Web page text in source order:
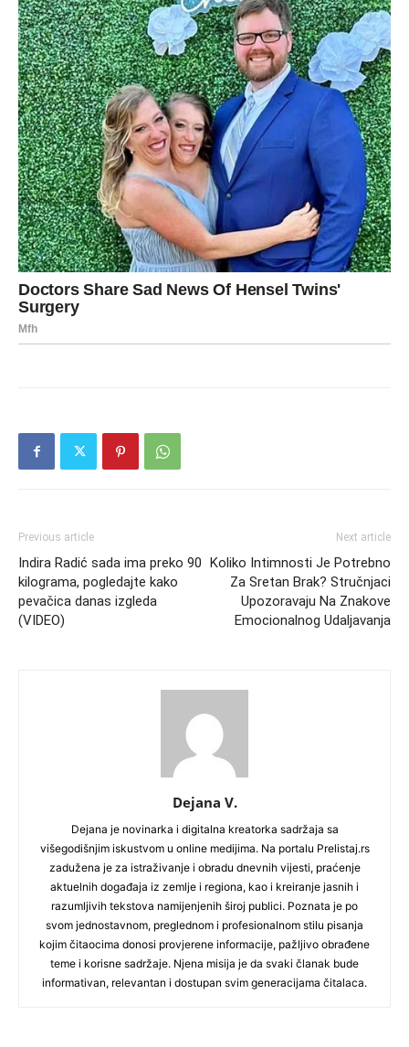
Previous article
Indira Radić sada ima preko 90
kilograma, pogledajte kako
pevačica danas izgleda
(VIDEO)
Next article
Koliko Intimnosti Je Potrebno
Za Sretan Brak? Stručnjaci
Upozoravaju Na Znakove
Emocionalnog Udaljavanja
Dejana V.
Dejana je novinarka i digitalna kreatorka sadržaja sa
višegodišnjim iskustvom u online medijima. Na portalu Prelistaj.rs
zadužena je za istraživanje i obradu dnevnih vijesti, praćenje
aktuelnih događaja iz zemlje i regiona, kao i kreiranje jasnih i
razumljivih tekstova namijenjenih široj publici. Poznata je po
svom jednostavnom, preglednom i profesionalnom stilu pisanja
kojim čitaocima donosi provjerene informacije, pažljivo obrađene
teme i korisne sadržaje. Njena misija je da svaki članak bude
informativan, relevantan i dostupan svim generacijama čitalaca.